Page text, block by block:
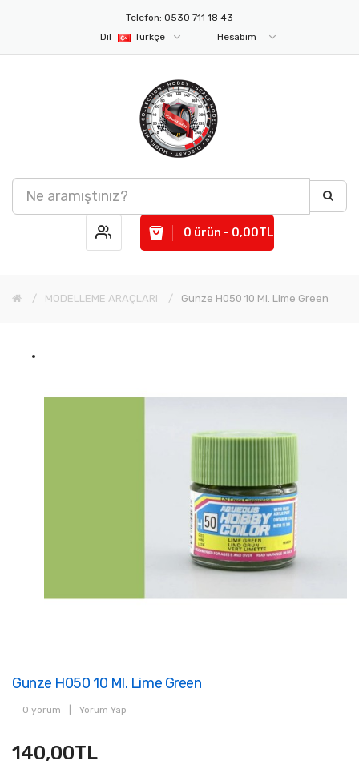
Telefon: 0530 711 18 43
Dil
Türkçe Hesabım
0 ürün - 0,00TL
MODELLEME ARAÇLARI Gunze H050 10 Ml. Lime Green
Gunze H050 10 Ml. Lime Green
0 yorum Yorum Yap
140,00TL